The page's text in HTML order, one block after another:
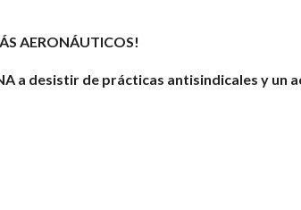
AERONÁUTICOS!
a desistir de prácticas antisindicales y